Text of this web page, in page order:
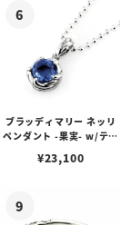
ブラッディマリー ネッリ
ペンダント -果実- w/ティ
¥23,100